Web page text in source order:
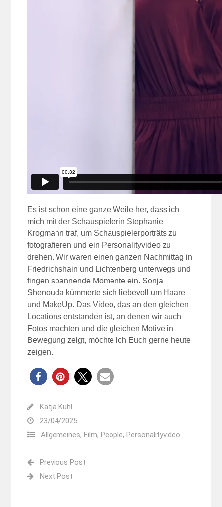
Es ist schon eine ganze Weile her, dass ich
mich mit der Schauspielerin Stephanie
Krogmann traf, um Schauspielerporträts zu
fotografieren und ein Personalityvideo zu
drehen. Wir waren einen ganzen Nachmittag in
Friedrichshain und Lichtenberg unterwegs und
fingen spannende Momente ein. Sonja
Shenouda kümmerte sich liebevoll um Haare
und MakeUp. Das Video, das an den gleichen
Locations entstanden ist, an denen wir auch
Fotos machten und die gleichen Motive in
Bewegung zeigt, möchte ich Euch gerne heute
zeigen.
Katja Kuhl
23/04/2025
Allgemeines, Film, People, Personalityvideo
Previous Post
Next Post